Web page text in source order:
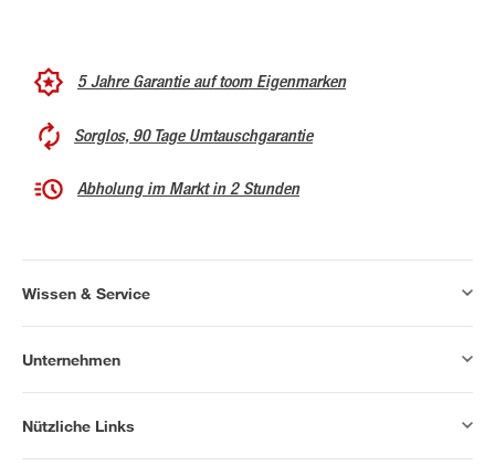
5 Jahre Garantie auf toom Eigenmarken
Sorglos, 90 Tage Umtauschgarantie
Abholung im Markt in 2 Stunden
Wissen & Service
Unternehmen
Nützliche Links